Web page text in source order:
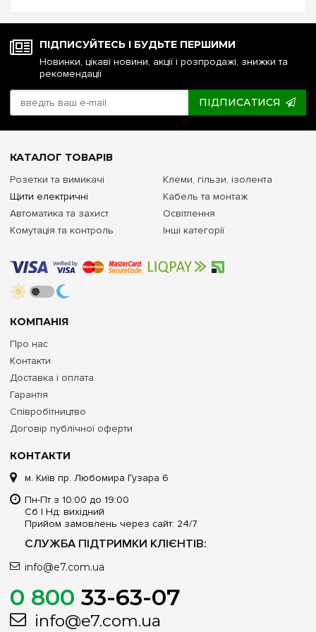
ПІДПИСУЙТЕСЬ І БУДЬТЕ ПЕРШИМИ
Новинки, цікаві новини, акції і розпродажі, знижки та
рекомендації
ПІДПИСАТИСЯ
КОНТАКТИ
м. Київ пр. Любомира Гузара 6
Пн-Пт з 10:00 до 19:00
Сб | Нд: вихідний
Прийом замовлень через сайт: 24/7
СЛУЖБА ПІДТРИМКИ КЛІЄНТІВ:
info@e7.com.ua
0 800 33-63-07
info@e7.com.ua
КОМПАНІЯ
Про нас
Контакти
Доставка і оплата
Гарантія
Співробітництво
Договір публічної оферти
КАТАЛОГ ТОВАРІВ
Розетки та вимикачі
Щити електричні
Автоматика та захист
Комутація та контроль
Клеми, гільзи, ізолента
Кабель та монтаж
Освітлення
Інші категорії